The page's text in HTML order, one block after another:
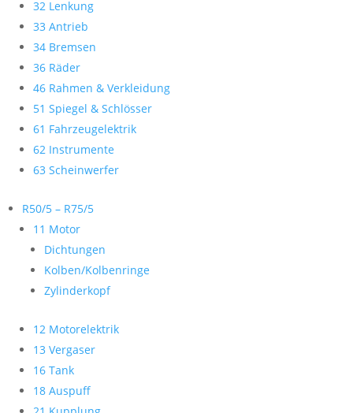
32 Lenkung
33 Antrieb
34 Bremsen
36 Räder
46 Rahmen & Verkleidung
51 Spiegel & Schlösser
61 Fahrzeugelektrik
62 Instrumente
63 Scheinwerfer
R50/5 – R75/5
11 Motor
Dichtungen
Kolben/Kolbenringe
Zylinderkopf
12 Motorelektrik
13 Vergaser
16 Tank
18 Auspuff